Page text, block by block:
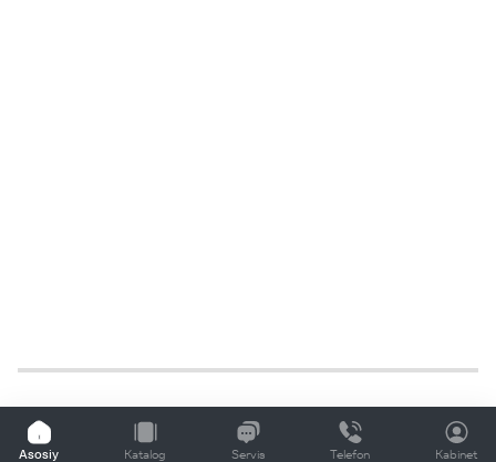
Asosiy Katalog Servis Telefon Kabinet